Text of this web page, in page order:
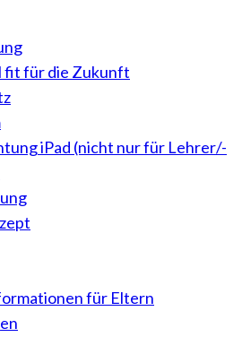
fit für die Zukunft
iPad (nicht nur für Lehrer/-
für Eltern